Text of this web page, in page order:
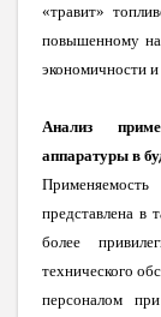
«травит»
повышенному
экономичности
Анализ
аппаратуры в
представлена в
более
технического
персоналом